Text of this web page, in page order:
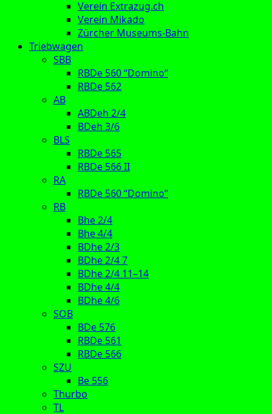
Verein Extrazug.ch
Verein Mikado
Zürcher Museums-Bahn
Triebwagen
SBB
RBDe 560 “Domino”
RBDe 562
AB
ABDeh 2/4
BDeh 3/6
BLS
RBDe 565
RBDe 566 II
RA
RBDe 560 “Domino”
RB
Bhe 2/4
Bhe 4/4
BDhe 2/3
BDhe 2/4 7
BDhe 2/4 11–14
BDhe 4/4
BDhe 4/6
SOB
BDe 576
RBDe 561
RBDe 566
SZU
Be 556
Thurbo
TL